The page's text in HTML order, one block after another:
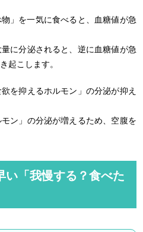
」を一気に食べると、血糖値が急
に分泌されると 、 逆に血糖値が急
起こします。
欲を抑えるホルモン 」 の分泌が抑え
ン」の分泌が増えるため、空腹を
い「我慢する？食べた